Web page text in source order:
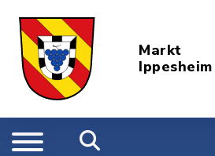
Markt
Ippesheim